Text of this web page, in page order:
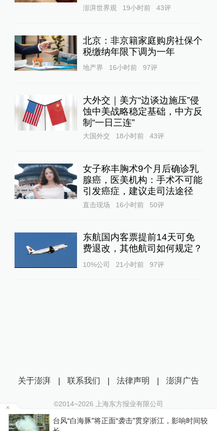
澎湃世界观 19小时前 43评
北京：非京籍家庭购房社保个
税缴纳年限下调为一年
地产界 16小时前 97评
大外交｜美方“边谈边施压”侵
蚀中美战略稳定基础，中方反
制“一日三连”
大国外交 18小时前 43评
女子称丰胸术9个月后确诊乳
腺癌，医美机构：手术不可能
引发癌症，建议走司法途径
直击现场 16小时前 50评
东航国内客票提前14天可免
费退改，其他航司如何规定？
10%公司 21小时前 97评
台风“白海豚”将正面“袭击”贯穿浙江，影响时间较
关于澎湃 | 联系我们 | 法律声明 | 澎湃广告
©2014~2026 上海东方报业有限公司
沪ICP证：沪B2-20170116 | 沪ICP备14003370号
互联网新闻信息服务许可证：31120170006